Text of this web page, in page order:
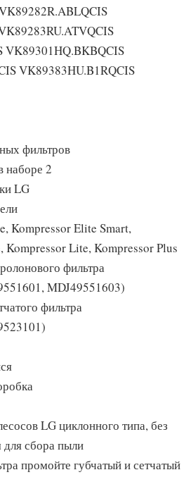
VK89301HQ.BKBQCIS
VK89383HU.B1RQCIS
фильтров
наборе 2
LG
Kompressor Elite Smart,
Kompressor Lite, Kompressor Plus
фильтра
MDJ49551603)
фильтра
LG циклонного типа, без
сбора пыли
промойте губчатый и сетчатый